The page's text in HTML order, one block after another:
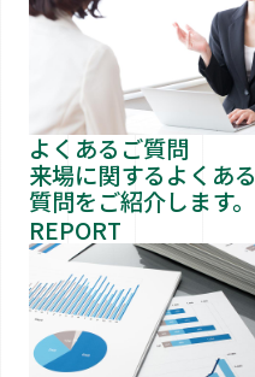
よくあるご質問
来場に関するよくある
質問をご紹介します。
REPORT